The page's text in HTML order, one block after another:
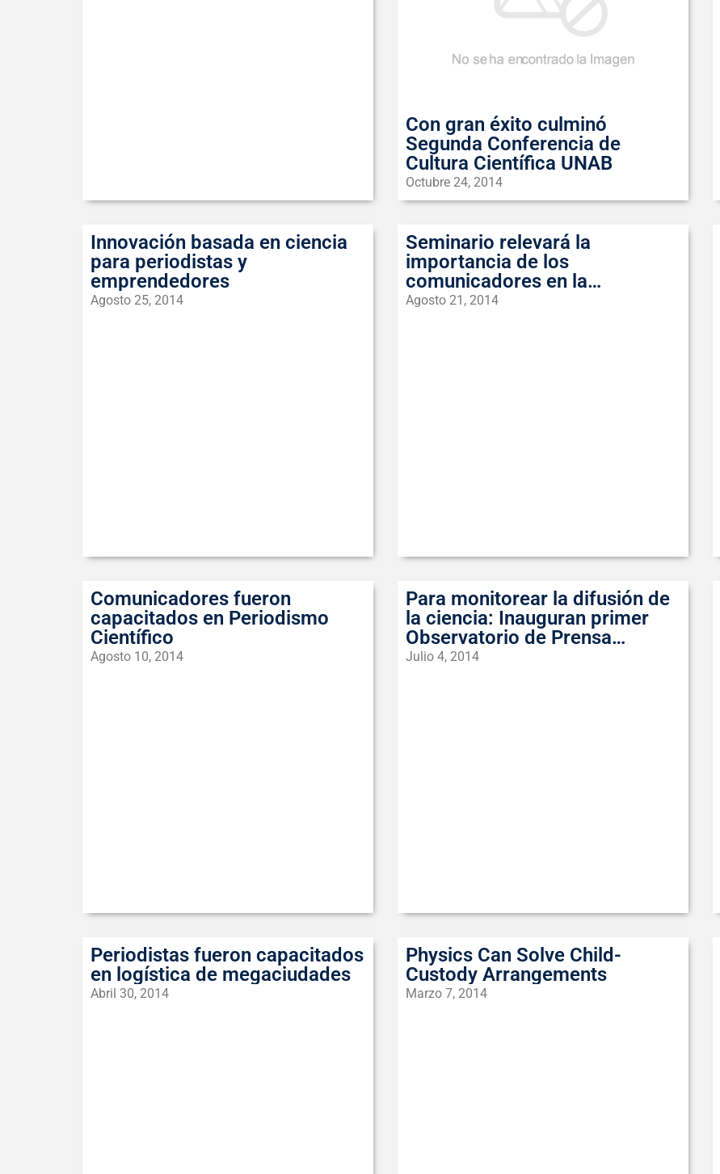
Con gran éxito culminó
Segunda Conferencia de
Cultura Científica UNAB
Octubre 24, 2014
Innovación basada en ciencia
para periodistas y
emprendedores
Agosto 25, 2014
Seminario relevará la
importancia de los
comunicadores en la
divulgación de la ciencia
Agosto 21, 2014
Comunicadores fueron
capacitados en Periodismo
Científico
Agosto 10, 2014
Para monitorear la difusión de
la ciencia: Inauguran primer
Observatorio de Prensa
Científica del país
Julio 4, 2014
Periodistas fueron capacitados
en logística de megaciudades
Abril 30, 2014
Physics Can Solve Child-
Custody Arrangements
Marzo 7, 2014